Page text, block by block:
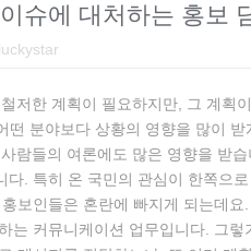
슈에 대처하는 홍보
luckystar
저한 계획이 필요하지만, 그 계획
떤 분야보다 상황의 영향을 많이
람들의 여론에도 많은 영향을 받
다. 특히 온 국민의 관심이 한쪽으
보인들은 혼란에 빠지게 되는데
는 커뮤니케이션 업무입니다. 그